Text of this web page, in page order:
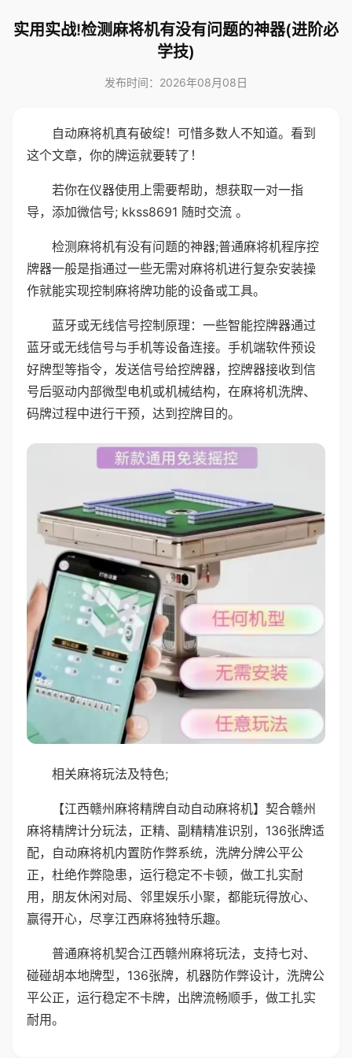
实用实战!检测麻将机有没有问题的神器(进阶必
学技)
发布时间：2026年08月08日
自动麻将机真有破绽！可惜多数人不知道。看到
这个文章，你的牌运就要转了！
若你在仪器使用上需要帮助，想获取一对一指
导，添加微信号; kkss8691 随时交流 。
检测麻将机有没有问题的神器;普通麻将机程序控
牌器一般是指通过一些无需对麻将机进行复杂安装操
作就能实现控制麻将牌功能的设备或工具。
蓝牙或无线信号控制原理：一些智能控牌器通过
蓝牙或无线信号与手机等设备连接。手机端软件预设
好牌型等指令，发送信号给控牌器，控牌器接收到信
号后驱动内部微型电机或机械结构，在麻将机洗牌、
码牌过程中进行干预，达到控牌目的。
相关麻将玩法及特色;
【江西赣州麻将精牌自动自动麻将机】契合赣州
麻将精牌计分玩法，正精、副精精准识别，136张牌适
配，自动麻将机内置防作弊系统，洗牌分牌公平公
正，杜绝作弊隐患，运行稳定不卡顿，做工扎实耐
用，朋友休闲对局、邻里娱乐小聚，都能玩得放心、
赢得开心，尽享江西麻将独特乐趣。
普通麻将机契合江西赣州麻将玩法，支持七对、
碰碰胡本地牌型，136张牌，机器防作弊设计，洗牌公
平公正，运行稳定不卡牌，出牌流畅顺手，做工扎实
耐用。